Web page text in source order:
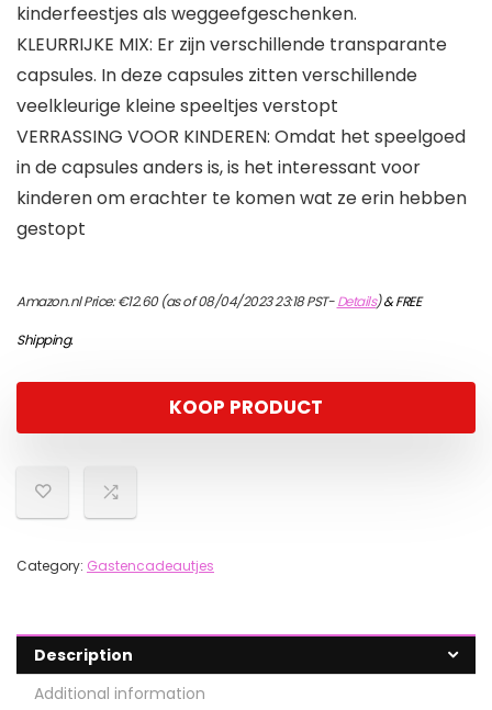
kinderfeestjes als weggeefgeschenken.
KLEURRIJKE MIX: Er zijn verschillende transparante
capsules. In deze capsules zitten verschillende
veelkleurige kleine speeltjes verstopt
VERRASSING VOOR KINDEREN: Omdat het speelgoed
in de capsules anders is, is het interessant voor
kinderen om erachter te komen wat ze erin hebben
gestopt
Amazon.nl Price:€12.60(as of 08/04/2023 23:18 PST-Details)&FREE
Shipping.
KOOP PRODUCT
Category: Gastencadeautjes
Description
Additional information